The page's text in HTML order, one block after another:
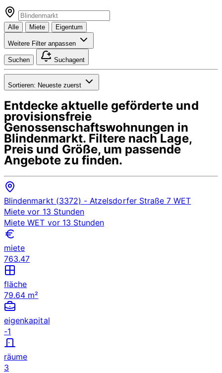
Alle Miete Eigentum
Weitere Filter anpassen
Suchen Suchagent
Sortieren: Neueste zuerst
Entdecke aktuelle geförderte und
provisionsfreie
Genossenschaftswohnungen in
Blindenmarkt. Filtere nach Lage,
Preis und Größe, um passende
Angebote zu finden.
Blindenmarkt (3372) - Atzelsdorfer Straße 7 WET
Miete vor 13 Stunden
Miete WET vor 13 Stunden
miete
763.47
fläche
79.64 m²
eigenkapital
-1
räume
3